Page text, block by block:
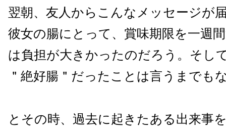
翌朝、友人からこんなメッセージが
彼女の腸にとって、賞味期限を一週
は負担が大きかったのだろう。そし
＂絶好腸＂だったことは言うまでも
とその時、過去に起きたある出来事